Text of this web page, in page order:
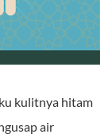
kulitnya hitam
air